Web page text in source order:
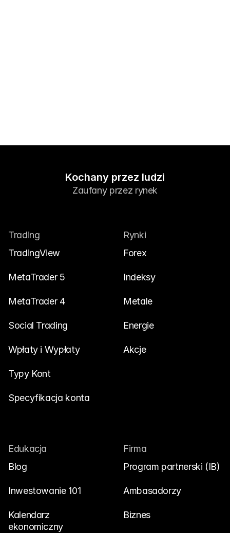
Skontaktuj się z nami
Dokumenty Prawne
Kariera
Blog
Inwestowanie 101
Kalendarz ekonomiczny
Kochany przez ludzi
Zaufany przez rynek
Trading
TradingView
MetaTrader 5
MetaTrader 4
Social Trading
Wpłaty i Wypłaty
Typy Kont
Specyfikacja konta
Rynki
Forex
Indeksy
Metale
Energie
Akcje
Edukacja
Blog
Inwestowanie 101
Kalendarz
ekonomiczny
Firma
Program partnerski (IB)
Ambasadorzy
Biznes